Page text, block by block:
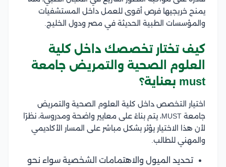
يمنح خريجيها فرص أقوى للعمل داخل المستشفيات
والمؤسسات الطبية الحديثة في مصر ودول الخليج.
كيف تختار تخصصك داخل كلية
العلوم الصحية والتمريض جامعة
must بعناية؟
اختيار التخصص داخل كلية العلوم الصحية والتمريض
جامعة MUST، يتم بناءً على معايير واضحة ومدروسة، نظرًا
لأن هذا الاختيار يؤثر بشكل مباشر على المسار الأكاديمي
والمهني للطالب.
تحديد الميول والاهتمامات الشخصية سواء نحو